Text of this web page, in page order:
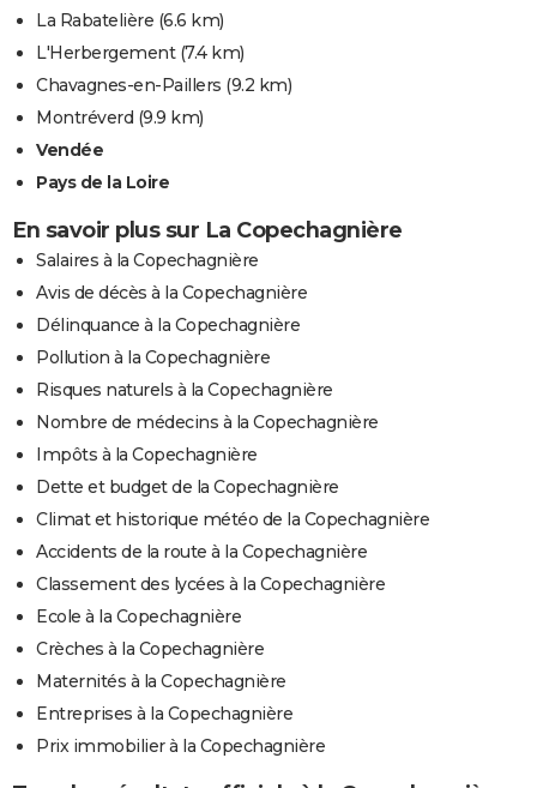
La Rabatelière (6.6 km)
L'Herbergement(7.4 km)
Chavagnes-en-Paillers (9.2 km)
Montréverd (9.9 km)
Vendée
Pays de la Loire
En savoir plus sur La Copechagnière
Salaires à la Copechagnière
Avis de décès à la Copechagnière
Délinquance à la Copechagnière
Pollution à la Copechagnière
Risques naturels à la Copechagnière
Nombre de médecins à la Copechagnière
Impôts à la Copechagnière
Dette et budget de la Copechagnière
Climat et historique météo de la Copechagnière
Accidents de la route à la Copechagnière
Classement des lycées à la Copechagnière
Ecole à la Copechagnière
Crèches à la Copechagnière
Maternités à la Copechagnière
Entreprises à la Copechagnière
Prix immobilier à la Copechagnière